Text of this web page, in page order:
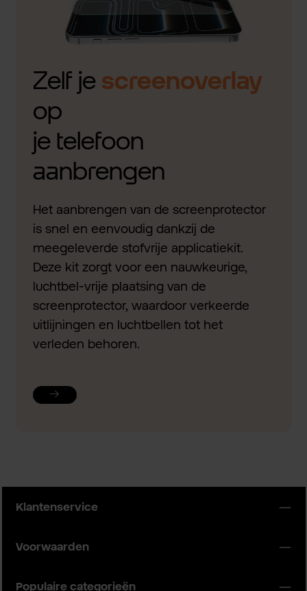
Zelf je screenoverlay
op
je telefoon
aanbrengen
Het aanbrengen van de screenprotector
is snel en eenvoudig dankzij de
meegeleverde stofvrije applicatiekit.
Deze kit zorgt voor een nauwkeurige,
luchtbel-vrije plaatsing van de
screenprotector, waardoor verkeerde
uitlijningen en luchtbellen tot het
verleden behoren.
Klantenservice
Voorwaarden
Populaire categorieën